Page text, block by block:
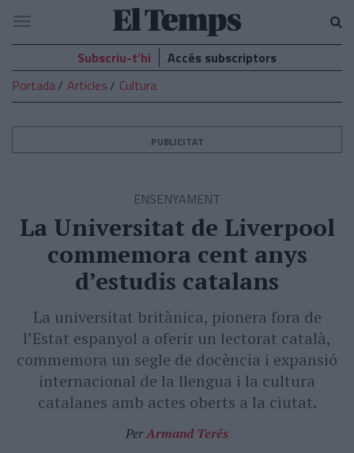
El
Temps
Navegació
Subscriu-t’hi
Accés subscriptors
Portada
Articles Cultura
PUBLICITAT
ENSENYAMENT
La Universitat de Liverpool
commemora cent anys
d’estudis catalans
La universitat britànica, pionera fora de
l’Estat espanyol a oferir un lectorat català,
commemora un segle de docència i expansió
internacional de la llengua i la cultura
catalanes amb actes oberts a la ciutat.
PerArmand Terés